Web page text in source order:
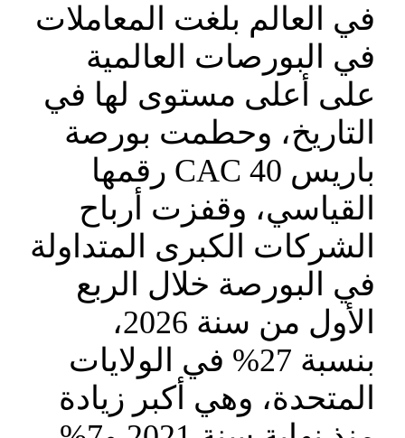
في العالم بلغت المعاملات
في البورصات العالمية
على أعلى مستوى لها في
التاريخ، وحطمت بورصة
باريس CAC 40 رقمها
القياسي، وقفزت أرباح
الشركات الكبرى المتداولة
في البورصة خلال الربع
الأول من سنة 2026،
بنسبة 27% في الولايات
المتحدة، وهي أكبر زيادة